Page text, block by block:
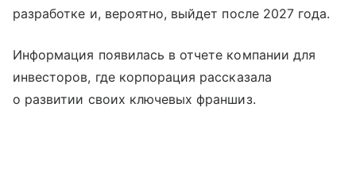
разработке и, вероятно, выйдет после 2027 года.
Информация появилась в отчете компании для
инвесторов, где корпорация рассказала
о развитии своих ключевых франшиз.